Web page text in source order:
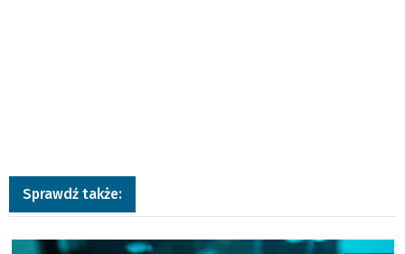
Sprawdź także:
a